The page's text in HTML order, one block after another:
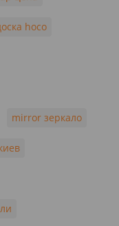
hoco
mirror зеркало